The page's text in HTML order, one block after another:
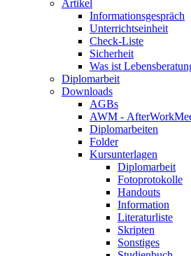
Artikel
Informationsgespräch
Unterrichtseinheit
Check-Liste
Sicherheit
Was ist
Diplomarbeit
Downloads
AGBs
AWM -
Diplomarbeiten
Folder
Kursunterlagen
Diplomarbeit
Fotoprotokolle
Handouts
Information
Literaturliste
Skripten
Sonstiges